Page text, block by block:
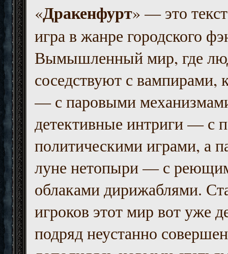
«Дракенфурт» — это
игра в жанре городского
Вымышленный мир, где
соседствуют с вампирами,
— с паровыми
детективные интриги — с
политическими играми, а
луне нетопыри — с
облаками дирижаблями.
игроков этот мир вот уже
подряд неустанно